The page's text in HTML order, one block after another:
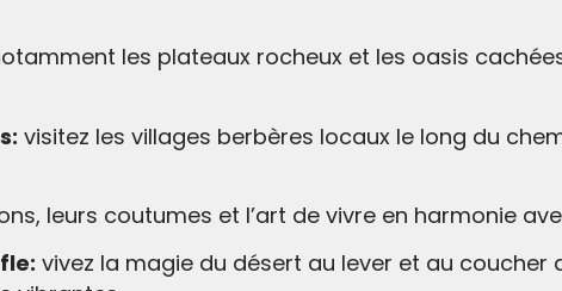
les plateaux rocheux et les oasis
visitez les villages berbères locaux le long du
leurs coutumes et l’art de vivre en harmonie
vivez la magie du désert au lever et au